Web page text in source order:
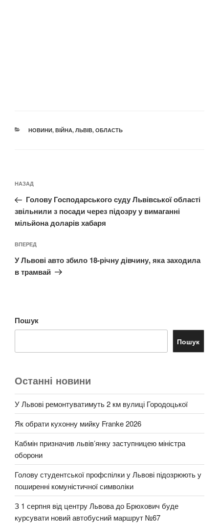
КАТЕГОРІЇ
НОВИНИ, ВІЙНА, ЛЬВІВ, ОБЛАСТЬ
записів
Попередній
запис:
НАЗАД
Голову Господарського суду Львівської області
звільнили з посади через підозру у вимаганні
мільйона доларів хабаря
Наступний
запис
ВПЕРЕД
У Львові авто збило 18-річну дівчину, яка заходила
в трамвай
Пошук
Пошук
Останні новини
У Львові ремонтуватимуть 2 км вулиці Городоцької
Як обрати кухонну мийку Franke 2026
Кабмін призначив львів’янку заступницею міністра
оборони
Голову студентської профспілки у Львові підозрюють у
поширенні комуністичної символіки
З 1 серпня від центру Львова до Брюхович буде
курсувати новий автобусний маршрут №67